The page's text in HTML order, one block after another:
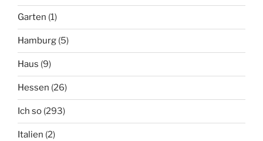
Garten (1)
Hamburg (5)
Haus (9)
Hessen (26)
Ich so (293)
Italien (2)